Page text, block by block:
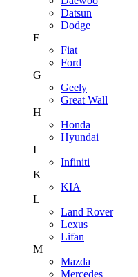
Datsun
Dodge
F
Fiat
Ford
G
Geely
Great Wall
H
Honda
Hyundai
I
Infiniti
K
KIA
L
Land Rover
Lexus
Lifan
M
Mazda
Mercedes